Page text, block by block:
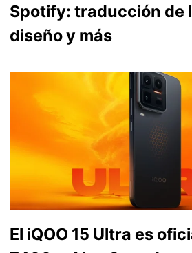
Spotify: traducción de
diseño y más
El iQOO 15 Ultra es